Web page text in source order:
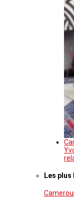
Les plus